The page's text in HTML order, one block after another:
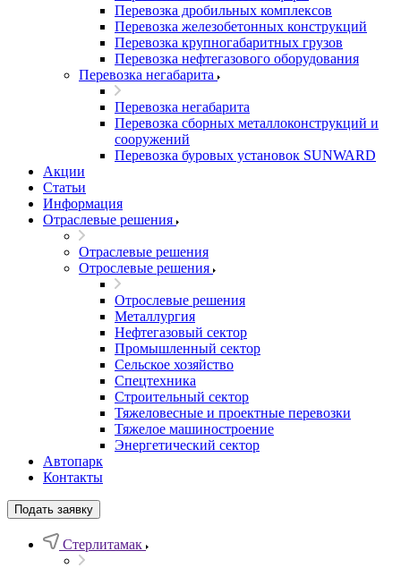
Перевозка дробильных комплексов
Перевозка железобетонных конструкций
Перевозка крупногабаритных грузов
Перевозка нефтегазового оборудования
Перевозка негабарита
Перевозка негабарита
Перевозка сборных металлоконструкций и
сооружений
Перевозка буровых установок SUNWARD
Акции
Статьи
Информация
Отраслевые решения
Отраслевые решения
Отрослевые решения
Отрослевые решения
Металлургия
Нефтегазовый сектор
Промышленный сектор
Сельское хозяйство
Спецтехника
Строительный сектор
Тяжеловесные и проектные перевозки
Тяжелое машиностроение
Энергетический сектор
Автопарк
Контакты
Подать заявку
Стерлитамак